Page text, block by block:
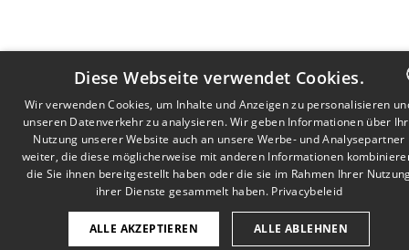
DUTCH
FRENCH
Diese Webseite verwendet Cookies.
Wir verwenden Cookies, um Inhalte und Anzeigen zu personalisieren
unseren Datenverkehr zu analysieren. Wir geben Informationen über
Nutzung unserer Website auch an unsere Werbe- und Analysepartner
weiter, die diese möglicherweise mit anderen Informationen
die Sie ihnen bereitgestellt haben oder die sie im Rahmen Ihrer
ihrer Dienste gesammelt haben. Privacybeleid
ALLE AKZEPTIEREN ALLE ABLEHNEN